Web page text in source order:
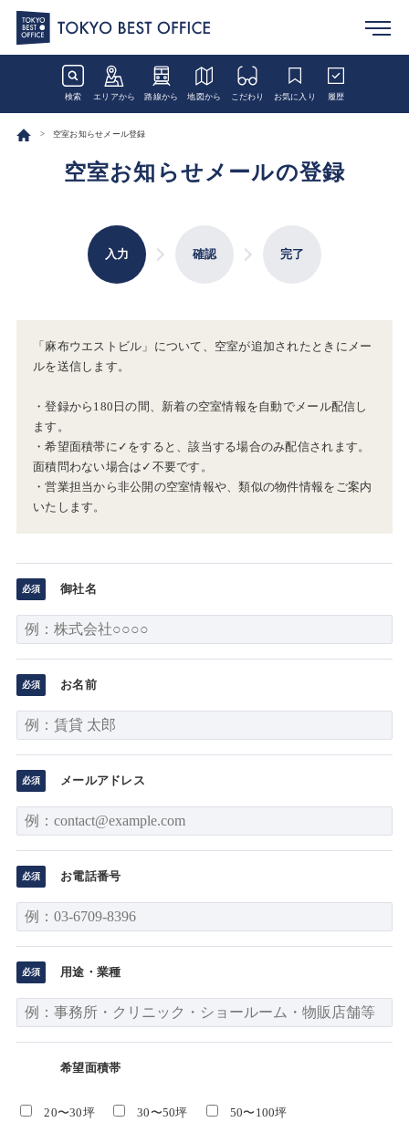
検索 エリアから 路線から 地図から こだわり お気に入り 履歴
空室お知らせメール登録
空室お知らせメールの登録
入力 確認 完了
「麻布ウエストビル」について、空室が追加されたときにメー
ルを送信します。
・登録から180日の間、新着の空室情報を自動でメール配信し
ます。
・希望面積帯に✓をすると、該当する場合のみ配信されます。
面積問わない場合は✓不要です。
・営業担当から非公開の空室情報や、類似の物件情報をご案内
いたします。
御社名
お名前
メールアドレス
お電話番号
用途・業種
希望面積帯
20〜30坪 30〜50坪 50〜100坪